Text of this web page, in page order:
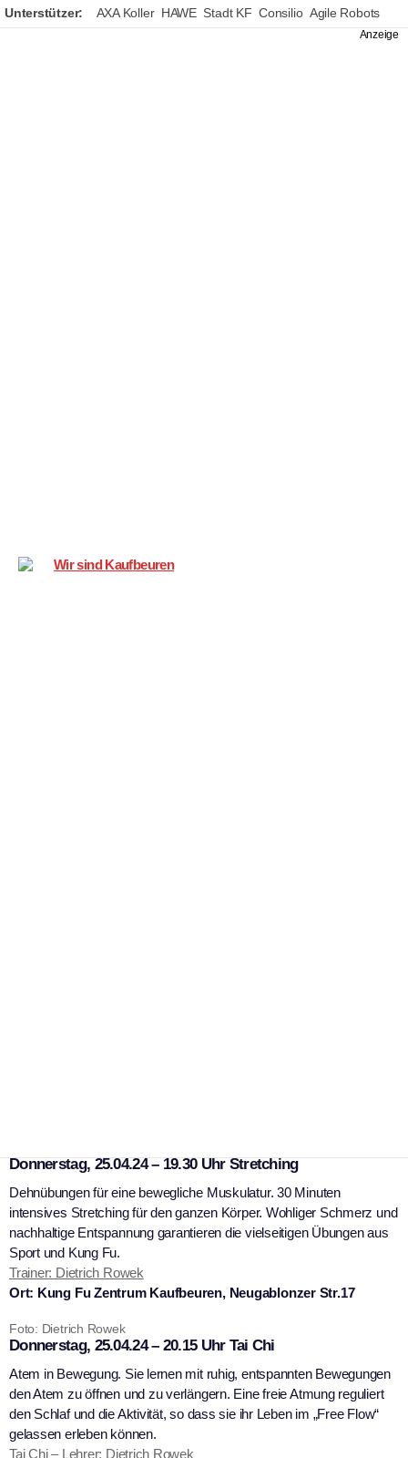
Unterstützer: AXA Koller HAWE Stadt KF Consilio Agile Robots
Donnerstag, 25.04.24 – 19.30 Uhr Stretching
Dehnübungen für eine bewegliche Muskulatur. 30 Minuten
intensives Stretching für den ganzen Körper. Wohliger Schmerz und
nachhaltige Entspannung garantieren die vielseitigen Übungen aus
Sport und Kung Fu.
Trainer: Dietrich Rowek
Ort: Kung Fu Zentrum Kaufbeuren, Neugablonzer Str.17
Foto: Dietrich Rowek
Donnerstag, 25.04.24 – 20.15 Uhr Tai Chi
Atem in Bewegung. Sie lernen mit ruhig, entspannten Bewegungen
den Atem zu öffnen und zu verlängern. Eine freie Atmung reguliert
den Schlaf und die Aktivität, so dass sie ihr Leben im „Free Flow“
gelassen erleben können.
Tai Chi – Lehrer: Dietrich Rowek